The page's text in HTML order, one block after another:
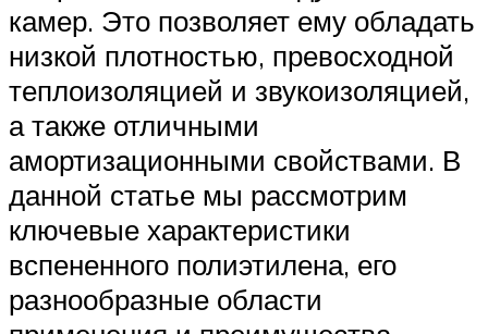
камер. Это позволяет ему обладать
низкой плотностью, превосходной
теплоизоляцией и звукоизоляцией,
а также отличными
амортизационными свойствами. В
данной статье мы рассмотрим
ключевые характеристики
вспененного полиэтилена, его
разнообразные области